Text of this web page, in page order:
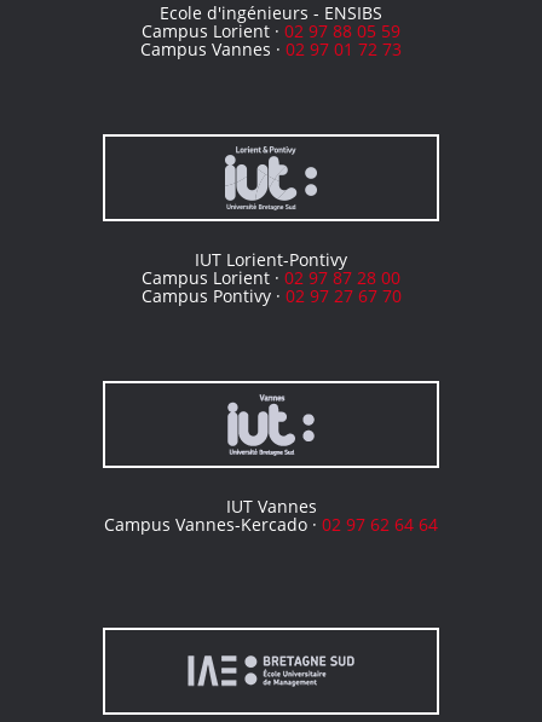
Ecole d'ingénieurs - ENSIBS
Campus Lorient · 02 97 88 05 59
Campus Vannes · 02 97 01 72 73
IUT Lorient-Pontivy
Campus Lorient · 02 97 87 28 00
Campus Pontivy · 02 97 27 67 70
IUT Vannes
Campus Vannes-Kercado · 02 97 62 64 64